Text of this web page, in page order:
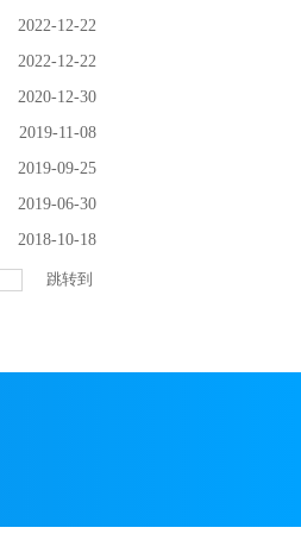
2022-12-22
2022-12-22
2020-12-30
2019-11-08
2019-09-25
2019-06-30
2018-10-18
跳转到